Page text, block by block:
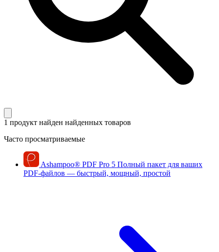
1 продукт найден найденных товаров
Часто просматриваемые
Ashampoo® PDF Pro 5 Полный пакет для ваших
PDF-файлов — быстрый, мощный, простой